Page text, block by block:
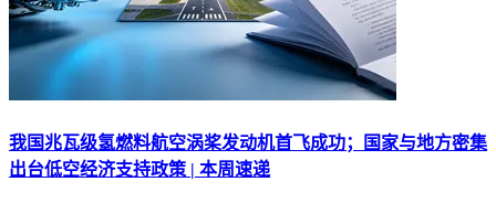
我国兆瓦级氢燃料航空涡桨发动机首飞成功；国家与地方密集
出台低空经济支持政策 | 本周速递